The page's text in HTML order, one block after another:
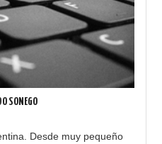
SONEGO
Desde muy pequeño